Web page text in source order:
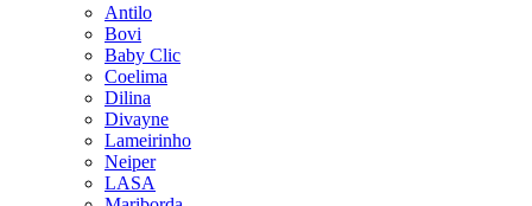
Antilo
Bovi
Baby Clic
Coelima
Dilina
Divayne
Lameirinho
Neiper
LASA